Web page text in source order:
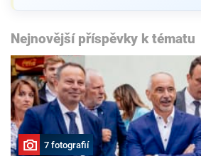
Nejnovější příspěvky k tématu
7 fotografií